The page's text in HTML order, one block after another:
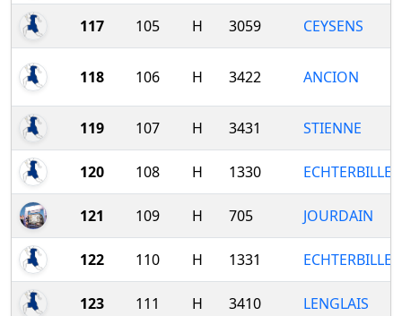
117 105 H 3059 CEYSENS
118 106 H 3422 ANCION
119 107 H 3431 STIENNE
120 108 H 1330 ECHTERBILLE
121 109 H 705 JOURDAIN
122 110 H 1331 ECHTERBILLE
123 111 H 3410 LENGLAIS